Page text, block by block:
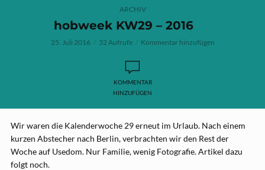
ARCHIV
hobweek KW29 – 2016
25. Juli 2016 32 Aufrufe Kommentar hinzufügen
KOMMENTAR
HINZUFÜGEN
Wir waren die Kalenderwoche 29 erneut im Urlaub. Nach einem
kurzen Abstecher nach Berlin, verbrachten wir den Rest der
Woche auf Usedom. Nur Familie, wenig Fotografie. Artikel dazu
folgt noch.